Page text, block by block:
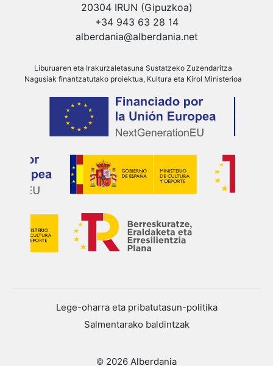
20304 IRUN (Gipuzkoa)
+34 943 63 28 14
alberdania@alberdania.net
Liburuaren eta Irakurzaletasuna Sustatzeko Zuzendaritza
Nagusiak finantzatutako proiektua, Kultura eta Kirol Ministerioa
© 2026 Alberdania
Lege-oharra eta pribatutasun-politika
Salmentarako baldintzak